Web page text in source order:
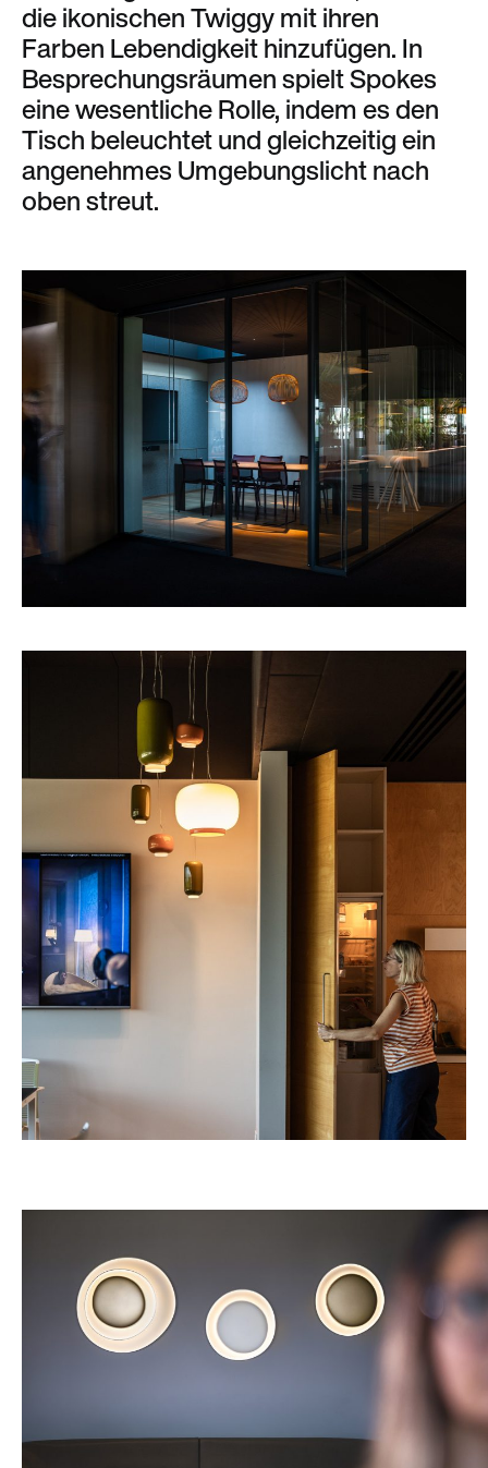
die ikonischen Twiggy mit ihren
Farben Lebendigkeit hinzufügen. In
Besprechungsräumen spielt Spokes
eine wesentliche Rolle, indem es den
Tisch beleuchtet und gleichzeitig ein
angenehmes Umgebungslicht nach
oben streut.